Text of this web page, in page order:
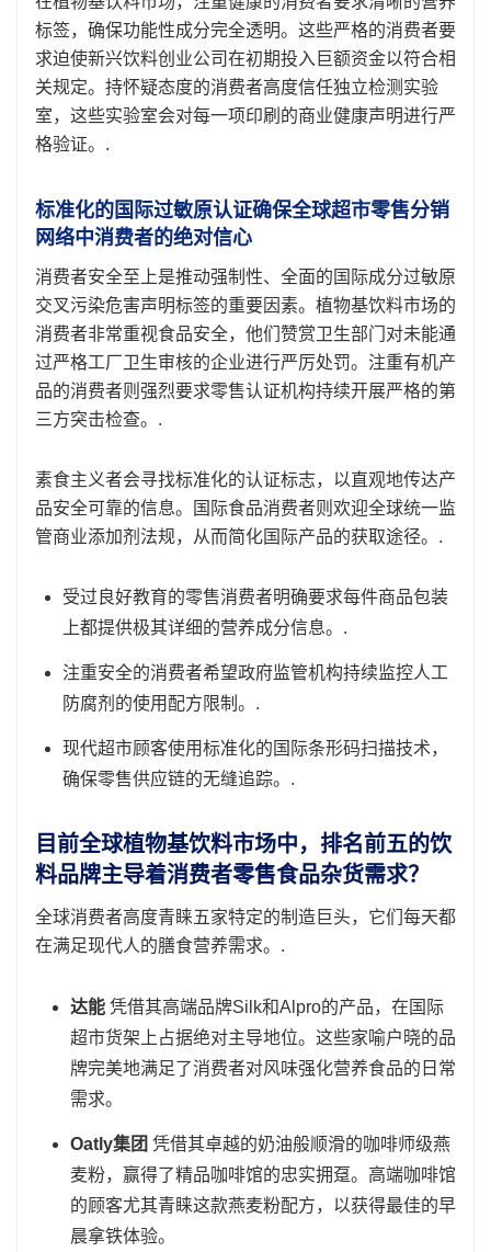
标签，确保功能性成分完全透明。这些严格的消费者要
求迫使新兴饮料创业公司在初期投入巨额资金以符合相
关规定。持怀疑态度的消费者高度信任独立检测实验
室，这些实验室会对每一项印刷的商业健康声明进行严
格验证。.
标准化的国际过敏原认证确保全球超市零售分销
网络中消费者的绝对信心
消费者安全至上是推动强制性、全面的国际成分过敏原
交叉污染危害声明标签的重要因素。植物基饮料市场的
消费者非常重视食品安全，他们赞赏卫生部门对未能通
过严格工厂卫生审核的企业进行严厉处罚。注重有机产
品的消费者则强烈要求零售认证机构持续开展严格的第
三方突击检查。.
素食主义者会寻找标准化的认证标志，以直观地传达产
品安全可靠的信息。国际食品消费者则欢迎全球统一监
管商业添加剂法规，从而简化国际产品的获取途径。.
受过良好教育的零售消费者明确要求每件商品包装
上都提供极其详细的营养成分信息。.
注重安全的消费者希望政府监管机构持续监控人工
防腐剂的使用配方限制。.
现代超市顾客使用标准化的国际条形码扫描技术，
确保零售供应链的无缝追踪。.
目前全球植物基饮料市场中，排名前五的饮
料品牌主导着消费者零售食品杂货需求？
全球消费者高度青睐五家特定的制造巨头，它们每天都
在满足现代人的膳食营养需求。.
达能 凭借其高端品牌Silk和Alpro的产品，在国际
超市货架上占据绝对主导地位。这些家喻户晓的品
牌完美地满足了消费者对风味强化营养食品的日常
需求。
Oatly集团 凭借其卓越的奶油般顺滑的咖啡师级燕
麦粉，赢得了精品咖啡馆的忠实拥趸。高端咖啡馆
的顾客尤其青睐这款燕麦粉配方，以获得最佳的早
晨拿铁体验。